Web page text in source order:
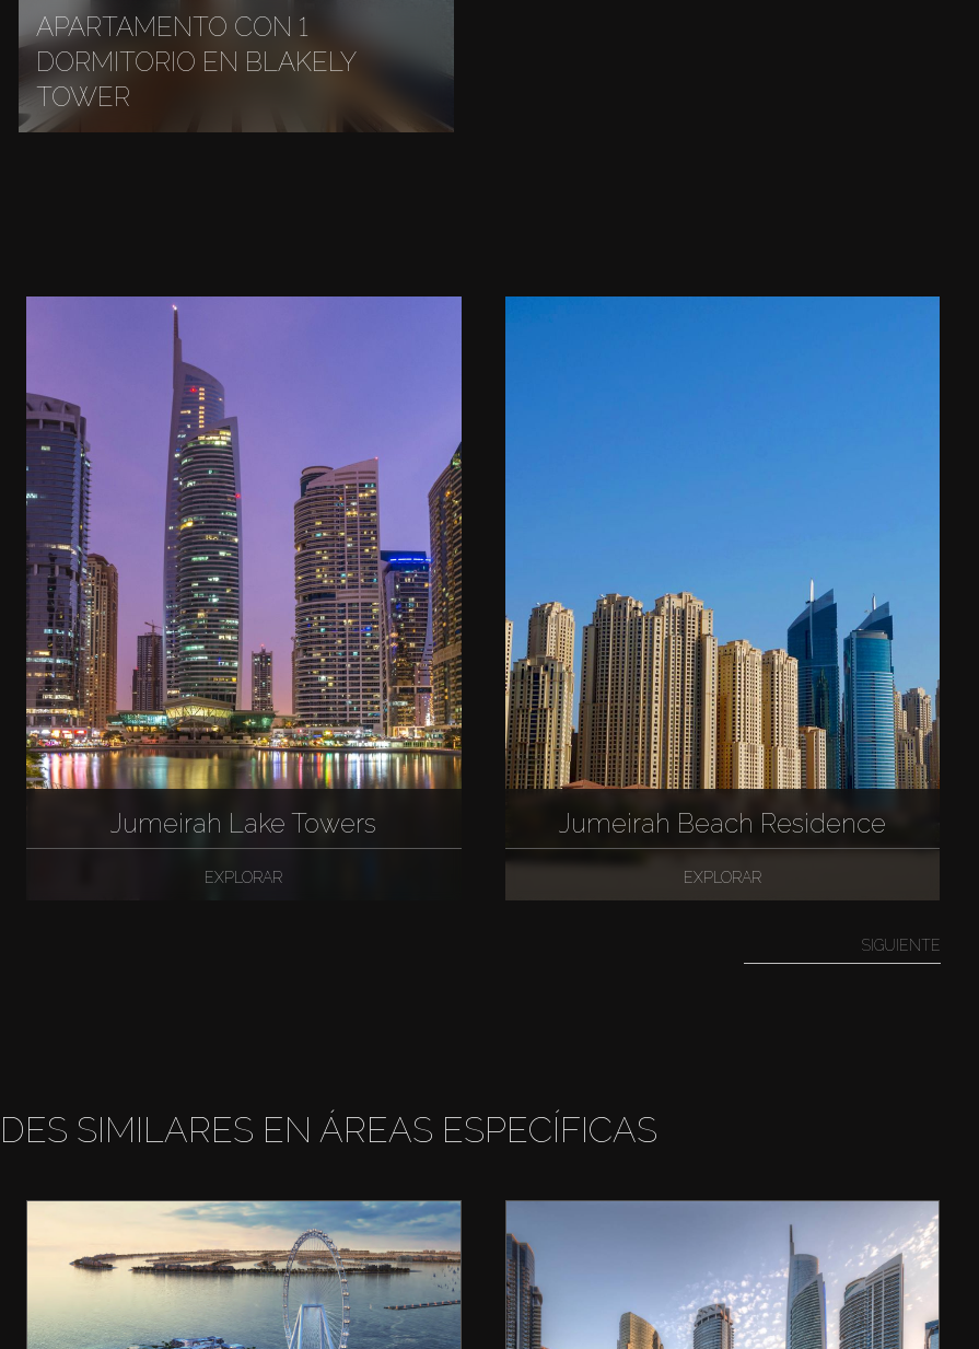
APARTAMENTO CON 1
DORMITORIO EN BLAKELY
TOWER
Jumeirah Lake Towers
EXPLORAR
Jumeirah Beach Residence
EXPLORAR
SIGUIENTE
SIMILARES EN ÁREAS ESPECÍFICAS